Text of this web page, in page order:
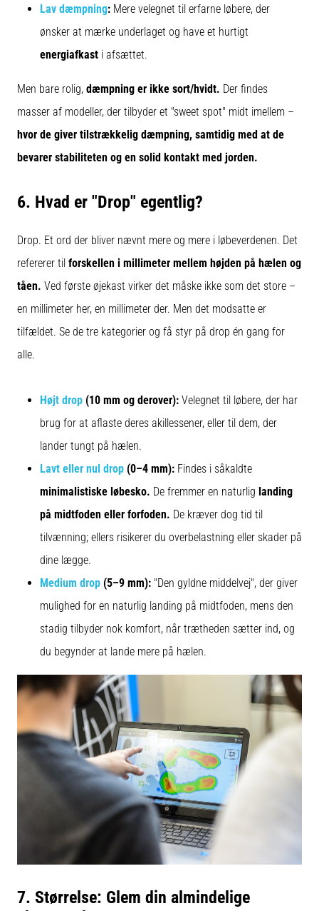
Lav dæmpning: Mere velegnet til erfarne løbere, der
ønsker at mærke underlaget og have et hurtigt
energiafkast i afsættet.
Men bare rolig, dæmpning er ikke sort/hvidt. Der findes
masser af modeller, der tilbyder et "sweet spot" midt imellem –
hvor de giver tilstrækkelig dæmpning, samtidig med at de
bevarer stabiliteten og en solid kontakt med jorden.
6. Hvad er "Drop" egentlig?
Drop. Et ord der bliver nævnt mere og mere i løbeverdenen. Det
refererer til forskellen i millimeter mellem højden på hælen og
tåen. Ved første øjekast virker det måske ikke som det store –
en millimeter her, en millimeter der. Men det modsatte er
tilfældet. Se de tre kategorier og få styr på drop én gang for
alle.
Højt drop (10 mm og derover): Velegnet til løbere, der har
brug for at aflaste deres akillessener, eller til dem, der
lander tungt på hælen.
Lavt eller nul drop (0–4 mm): Findes i såkaldte
minimalistiske løbesko. De fremmer en naturlig landing
på midtfoden eller forfoden. De kræver dog tid til
tilvænning; ellers risikerer du overbelastning eller skader på
dine lægge.
Medium drop (5–9 mm): "Den gyldne middelvej", der giver
mulighed for en naturlig landing på midtfoden, mens den
stadig tilbyder nok komfort, når trætheden sætter ind, og
du begynder at lande mere på hælen.
7. Størrelse: Glem din almindelige